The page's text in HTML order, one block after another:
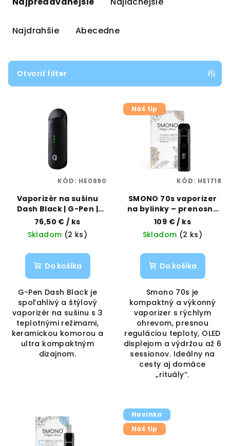
p
Najdrahšie Abecedne
Otvoriť filter
Vaporizér na sušinu
Dash Black | G-Pen |
Vaporama
76,50 €/ ks
Skladom (2 ks)
Do košíka
G-Pen Dash Black je
spoľahlivý a štýlový
vaporizér na sušinu s 3
teplotnými režimami,
keramickou komorou a
ultra kompaktným
dizajnom.
KÓD: HE0690
Náš tip
SMONO 70s vaporizer
na bylinky – prenosný
& výkonný | Vaporama
109 €/ ks
Skladom (2 ks)
Do košíka
Smono 70s je
kompaktný a výkonný
vaporizer s rýchlym
ohrevom, presnou
reguláciou teploty, OLED
displejom a výdržou až 6
sessionov. Ideálny na
cesty aj domáce
„rituály“.
KÓD: HE1718
Novinka
Náš tip